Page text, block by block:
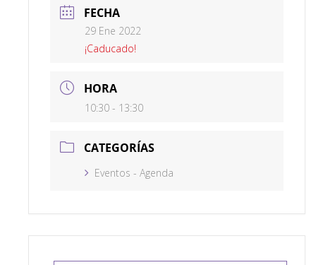
FECHA
29 Ene 2022
¡Caducado!
HORA
10:30 - 13:30
CATEGORÍAS
Eventos - Agenda